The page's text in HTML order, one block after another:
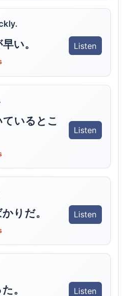
い。 Listen
いるとこ
Listen
りだ。 Listen
。 Listen